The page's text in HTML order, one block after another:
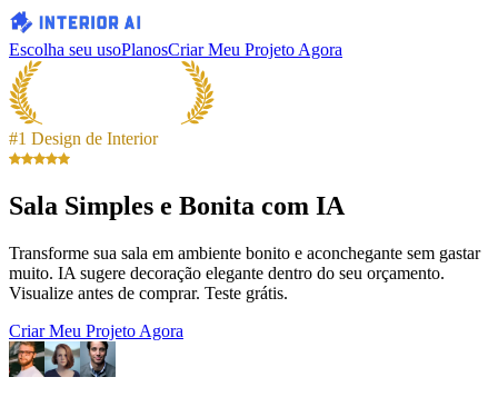
Escolha seu usoPlanosCriar Meu Projeto Agora
#1 Design de Interior
Sala Simples e Bonita com IA
Transforme sua sala em ambiente bonito e aconchegante sem gastar
muito. IA sugere decoração elegante dentro do seu orçamento.
Visualize antes de comprar. Teste grátis.
Criar Meu Projeto Agora